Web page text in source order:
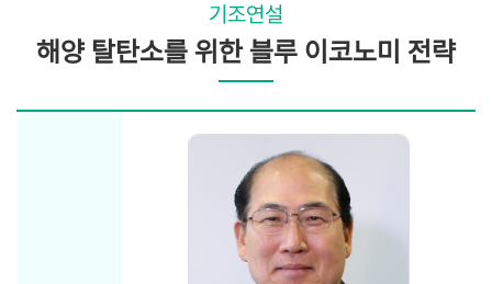
기조연설
해양 탈탄소를 위한 블루 이코노미 전략